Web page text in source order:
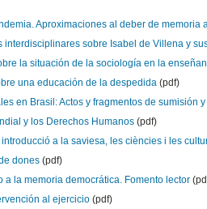
Aproximaciones al deber de memoria
interdisciplinares sobre Isabel de Villena y
la situación de la sociología en la
una educación de la despedida (pdf)
en Brasil: Actos y fragmentos de sumisión
y los Derechos Humanos (pdf)
a la saviesa, les ciències i les
dones (pdf)
a la memoria democrática. Fomento lector
al ejercicio (pdf)